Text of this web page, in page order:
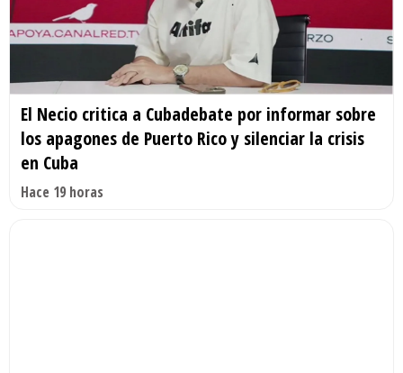
El Necio critica a Cubadebate por informar sobre
los apagones de Puerto Rico y silenciar la crisis
en Cuba
Hace 19 horas